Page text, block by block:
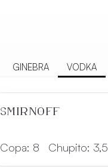
GINEBRA VODKA
SMIRNOFF
Copa: 8 Chupito: 3,5